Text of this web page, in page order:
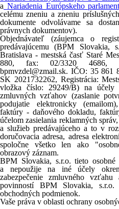
a Nariadenia Európskeho
celému zneniu a zneniu
dokumente odvolávame sa
právnych dokumentov).
Objednávateľ (záujemca o
predávajúcemu(BPM Slovakia,
Bratislava - mestská časť Staré
880, fax: 02/3320 4686, e-
bpmvzdel@zmail.sk. IČO: 35
SK 2021732262, Registrácia:
vložka číslo: 29249/B) na účely
zmluvných vzťahov (zaslanie
podujatie elektronicky
faktúry - daňového dokladu,
účelom zasielania reklamných
a služieb predávajúceho a to v
doručovacia adresa, adresa
spoločne všetko len ako
obrazový záznam.
BPM Slovakia, s.r.o. tieto osobné
a nepoužije na iné účely
zabezpečenie zmluvného
povinností BPM Slovakia, s.r.o.
obchodných podmienok.
Vaše práva v oblasti ochrany